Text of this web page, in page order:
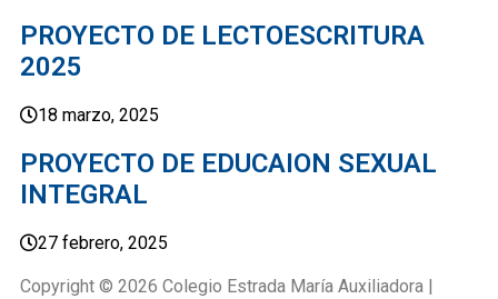
PROYECTO DE LECTOESCRITURA
2025
18 marzo, 2025
PROYECTO DE EDUCAION SEXUAL
INTEGRAL
27 febrero, 2025
Copyright © 2026 Colegio Estrada María Auxiliadora |